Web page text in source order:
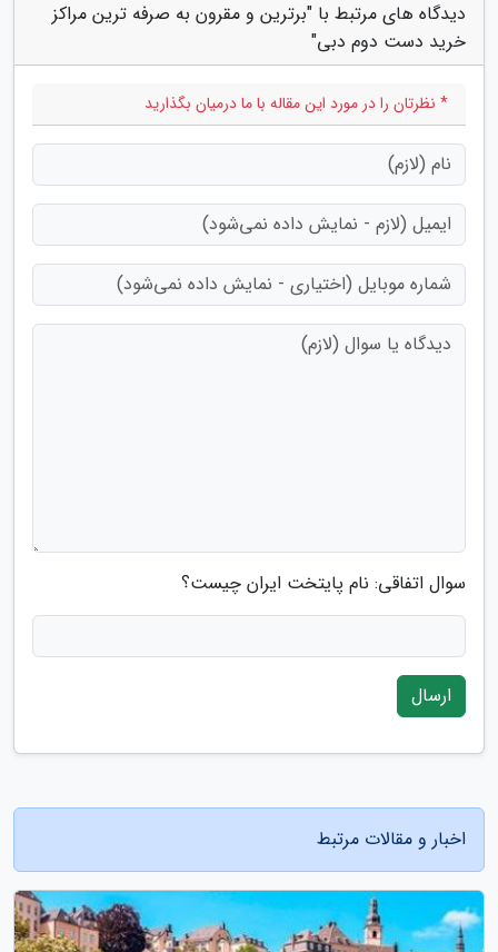
دیدگاه های مرتبط با "برترین و مقرون به صرفه ترین مراکز
خرید دست دوم دبی"
* نظرتان را در مورد این مقاله با ما درمیان بگذارید
سوال اتفاقی: نام پایتخت ایران چیست؟
ارسال
اخبار و مقالات مرتبط